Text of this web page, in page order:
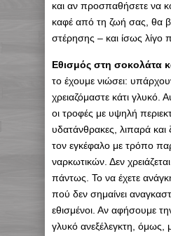
και αν προσπαθήσετε να
καφέ από τη ζωή σας, θα
στέρησης – και ίσως λίγο
Εθισμός στη σοκολάτα
το έχουμε νιώσει:
χρειαζόμαστε κάτι γλυκό.
οι τροφές με υψηλή
υδατάνθρακες, λιπαρά και
τον εγκέφαλο με τρόπο
ναρκωτικών. Δεν
πάντως. Το να έχετε
πού δεν σημαίνει
εθισμένοι. Αν αφήσουμε
γλυκό ανεξέλεγκτη, όμως,